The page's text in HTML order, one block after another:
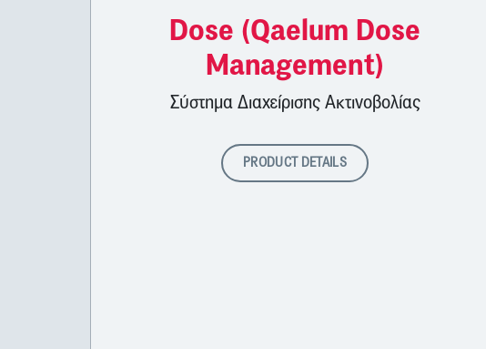
Dose (Qaelum Dose
Management)
Σύστημα Διαχείρισης Ακτινοβολίας
PRODUCT DETAILS